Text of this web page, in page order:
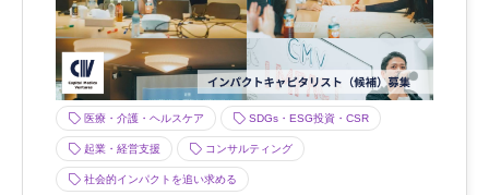
医療・介護・ヘルスケア SDGs・ESG投資・CSR
起業・経営支援 コンサルティング
社会的インパクトを追い求める